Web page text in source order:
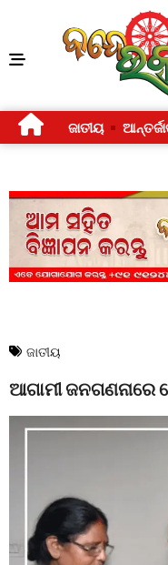
ଜାତୀୟ
ଜାତୀୟ
ଆଗାମୀ ଜନଗଣନାରେ